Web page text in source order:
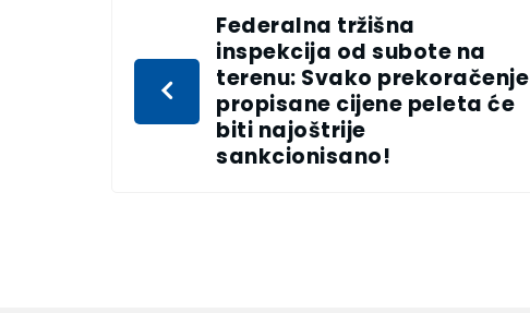
Federalna tržišna
inspekcija od subote na
terenu: Svako prekoračenje
propisane cijene peleta će
biti najoštrije
sankcionisano!